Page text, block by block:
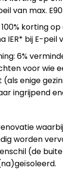
van max. E90
korting
IER* bij E-peil
6%
voor wie
enige
ingrijpend
worden
(de